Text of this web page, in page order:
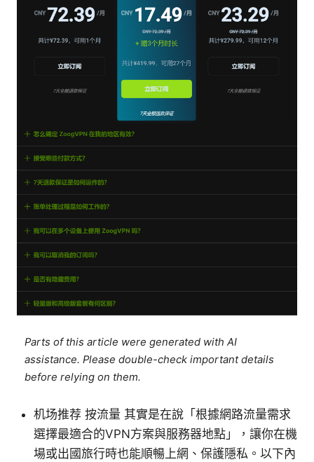
Parts of this article were generated with AI
assistance. Please double-check important details
before relying on them.
机场推荐 按流量 其實是在說「根據網路流量需求
選擇最適合的VPN方案與服務器地點」，讓你在機
場或出國旅行時也能順暢上網、保護隱私。以下內